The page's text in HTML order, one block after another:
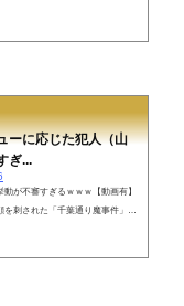
ーに応じた犯人（山
ぎ...
が不審すぎるｗｗｗ【動画有】
刺された「千葉通り魔事件」